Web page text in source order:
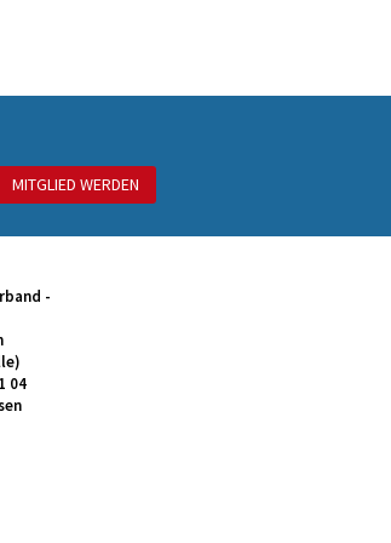
MITGLIED WERDEN
-
04